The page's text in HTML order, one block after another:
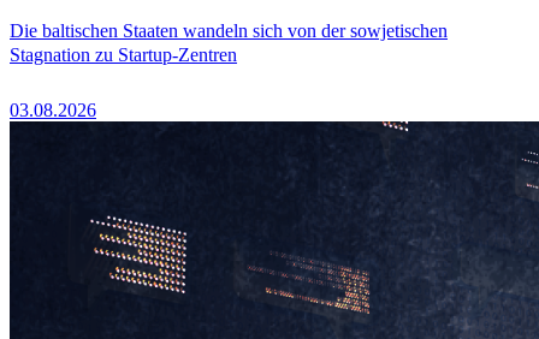
Die baltischen Staaten wandeln sich von der sowjetischen
Stagnation zu Startup-Zentren
03.08.2026